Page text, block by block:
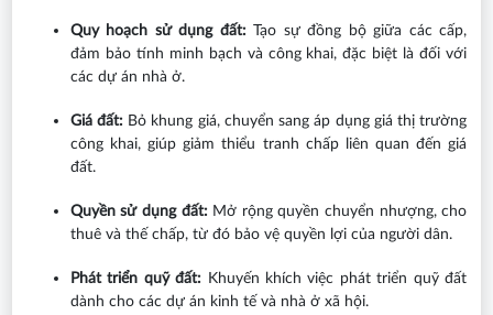
Quy hoạch sử dụng đất:Tạo sự đồng bộ giữa các cấp,
đảm bảo tính minh bạch và công khai, đặc biệt là đối với
các dự án nhà ở.
Giá đất: Bỏ khung giá, chuyển sang áp dụng giá thị trường
công khai, giúp giảm thiểu tranh chấp liên quan đến giá
đất.
Quyền sử dụng đất:Mở rộng quyền chuyển nhượng, cho
thuê và thế chấp, từ đó bảo vệ quyền lợi của người dân.
Phát triển quỹ đất: Khuyến khích việc phát triển quỹ đất
dành cho các dự án kinh tế và nhà ở xã hội.